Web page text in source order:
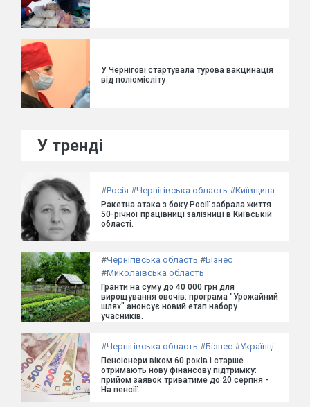
У Чернігові стартувала турова вакцинація
від поліомієліту
У тренді
#Росія #Чернігівська область #Київщина
Ракетна атака з боку Росії забрала життя
50-річної працівниці залізниці в Київській
області.
#Чернігівська область #Бізнес
#Миколаївська область
Гранти на суму до 40 000 грн для
вирощування овочів: програма "Урожайний
шлях" анонсує новий етап набору
учасників.
#Чернігівська область #Бізнес #Українці
Пенсіонери віком 60 років і старше
отримають нову фінансову підтримку:
прийом заявок триватиме до 20 серпня -
На пенсії.